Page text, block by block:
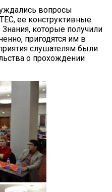
вопросы
ее конструктивные
Знания, которые получили
пригодятся им в
слушателям были
о прохождении